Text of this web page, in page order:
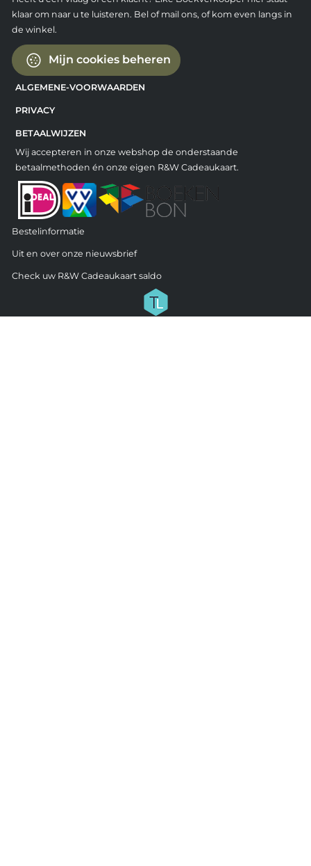
klaar om naar u te luisteren. Bel of mail ons, of kom even langs in
de winkel.
Mijn cookies beheren
ALGEMENE-VOORWAARDEN
PRIVACY
BETAALWIJZEN
Wij accepteren in onze webshop de onderstaande
betaalmethoden én onze eigen R&W Cadeaukaart.
Bestelinformatie
Uit en over onze nieuwsbrief
Check uw R&W Cadeaukaart saldo